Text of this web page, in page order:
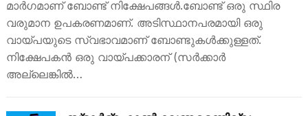
മാർഗമാണ് ബോണ്ട് നിക്ഷേപങ്ങൾ.ബോണ്ട് ഒരു സ്ഥിര
വരുമാന ഉപകരണമാണ്. അടിസ്ഥാനപരമായി ഒരു
വായ്പയുടെ സ്വഭാവമാണ് ബോണ്ടുകൾക്കുള്ളത്.
നിക്ഷേപകൻ ഒരു വായ്പക്കാരന് (സർക്കാർ
അല്ലെങ്കിൽ…